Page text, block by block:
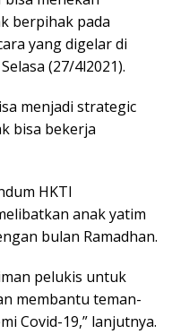
berpihak pada
yang digelar di
(27/4l2021).
menjadi strategic
bisa bekerja
HKTI
anak yatim
bulan Ramadhan.
pelukis untuk
membantu teman-
Covid-19,” lanjutnya.